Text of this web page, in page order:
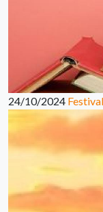
24/10/2024